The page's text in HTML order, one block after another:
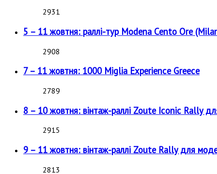
2931
5 – 11 жовтня: раллі-тур Modena Cento Ore
2908
7 – 11 жовтня: 1000 Miglia Experience Greece
2789
8 – 10 жовтня: вінтаж-раллі Zoute Iconic Rally
2915
9 – 11 жовтня: вінтаж-раллі Zoute Rally для
2813